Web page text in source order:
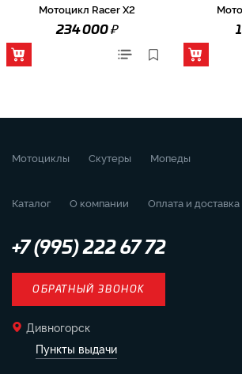
Мотоцикл Racer X2
234 000₽
Мотоциклы Скутеры Мопеды
Каталог О компании Оплата и доставка
+7 (995) 222 67 72
ОБРАТНЫЙ ЗВОНОК
Дивногорск
Пункты выдачи